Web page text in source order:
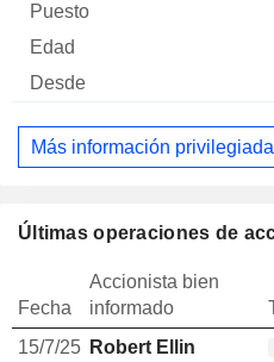
Más información privilegiada
Últimas operaciones de
Fecha
Accionista bien
informado
15/7/25 Robert Ellin